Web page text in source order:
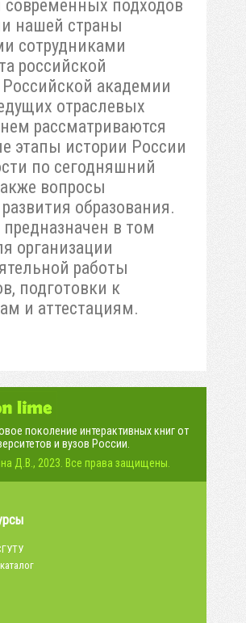
современных подходов
нашей страны
сотрудниками
российской
академии
отраслевых
рассматриваются
этапы истории России
по сегодняшний
вопросы
образования.
в том
организации
работы
подготовки к
и аттестациям.
поколение интерактивных книг от
и вузов России.
Д.В., 2023. Все права защищены.